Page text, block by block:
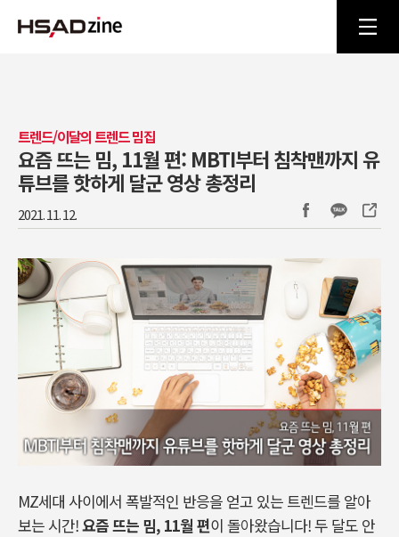
트렌드/이달의 트렌드 밈집
요즘 뜨는 밈, 11월 편: MBTI부터 침착맨까지 유
튜브를 핫하게 달군 영상 총정리
2021. 11. 12.
MZ세대 사이에서 폭발적인 반응을 얻고 있는 트렌드를 알아
보는 시간!요즘 뜨는 밈, 11월 편이 돌아왔습니다! 두 달도 안